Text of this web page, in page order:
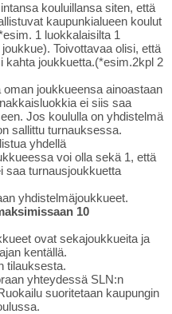
kouluillansa siten, että
kaupunkialueen koulut
1 luokkalaisilta 1
Toivottavaa olisi, että
kahta joukkuetta.(*esim.2kpl 2
joukkueensa ainoastaan
ei siis saa
Jos koululla on yhdistelmä
sallittu turnauksessa.
yhdellä
voi olla sekä 1, että
saa turnausjoukkuetta
yhdistelmäjoukkueet.
10
ovat sekajoukkueita ja
kentällä.
tilauksesta.
yhteydessä SLN:n
suoritetaan kaupungin